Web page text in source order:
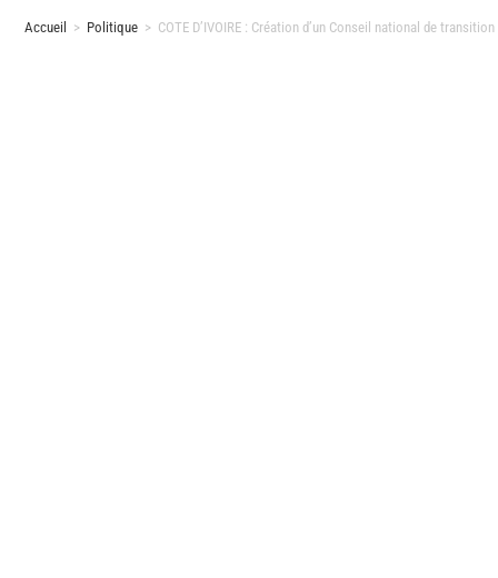
Accueil > Politique > COTE D’IVOIRE : Création d’un Conseil national de